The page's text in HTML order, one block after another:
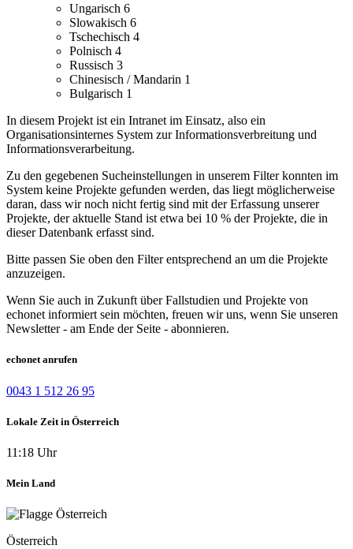
Ungarisch 6
Slowakisch 6
Tschechisch 4
Polnisch 4
Russisch 3
Chinesisch / Mandarin 1
Bulgarisch 1
In diesem Projekt ist ein Intranet im Einsatz, also ein
Organisationsinternes System zur Informationsverbreitung und
Informationsverarbeitung.
Zu den gegebenen Sucheinstellungen in unserem Filter konnten im
System keine Projekte gefunden werden, das liegt möglicherweise
daran, dass wir noch nicht fertig sind mit der Erfassung unserer
Projekte, der aktuelle Stand ist etwa bei 10 % der Projekte, die in
dieser Datenbank erfasst sind.
Bitte passen Sie oben den Filter entsprechend an um die Projekte
anzuzeigen.
Wenn Sie auch in Zukunft über Fallstudien und Projekte von
echonet informiert sein möchten, freuen wir uns, wenn Sie unseren
Newsletter - am Ende der Seite - abonnieren.
echonet anrufen
0043 1 512 26 95
Lokale Zeit in Österreich
11:18 Uhr
Mein Land
Österreich